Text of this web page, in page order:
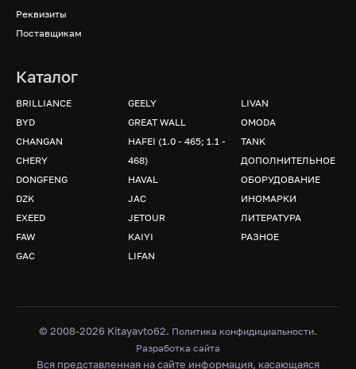
Реквизиты
Поставщикам
Каталог
BRILLIANCE
BYD
CHANGAN
CHERY
DONGFENG
DZK
EXEED
FAW
GAC
GEELY
GREAT WALL
HAFEI (1.0 - 465; 1.1 -
468)
HAVAL
JAC
JETOUR
KAIYI
LIFAN
LIVAN
OMODA
TANK
ДОПОЛНИТЕЛЬНОЕ
ОБОРУДОВАНИЕ
ИНОМАРКИ
ЛИТЕРАТУРА
РАЗНОЕ
© 2008-2026 Kitayavto62. Политика конфидициальности.
Разработка сайта
Вся представленная на сайте информация, касающаяся